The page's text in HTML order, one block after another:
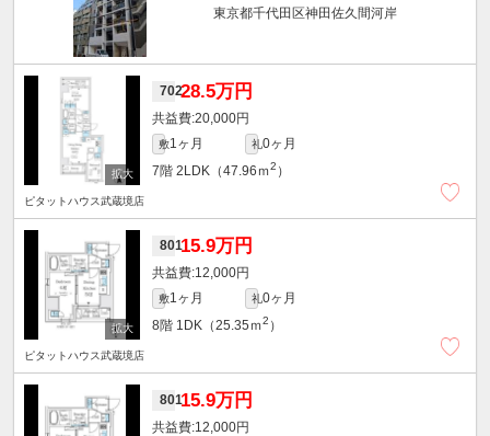
東京都千代田区神田佐久間河岸
70228.5万円
20,000円
敷1ヶ月 礼0ヶ月
7階 2LDK（47.96ｍ2 ）
ピタットハウス武蔵境店
80115.9万円
12,000円
敷1ヶ月 礼0ヶ月
8階 1DK（25.35ｍ2 ）
ピタットハウス武蔵境店
80115.9万円
12,000円